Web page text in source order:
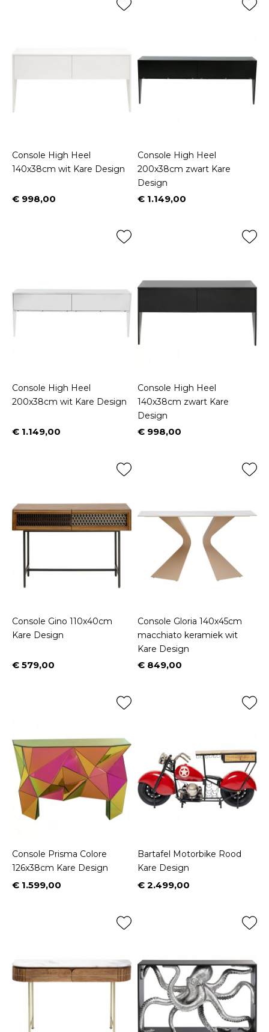
Console High Heel
140x38cm wit Kare Design
Prijs
€ 998,00
Console High Heel
200x38cm zwart Kare
Design
Prijs
€ 1.149,00
Console High Heel
200x38cm wit Kare Design
Prijs
€ 1.149,00
Console High Heel
140x38cm zwart Kare
Design
Prijs
€ 998,00
Console Gino 110x40cm
Kare Design
Prijs
€ 579,00
Console Gloria 140x45cm
macchiato keramiek wit
Kare Design
Prijs
€ 849,00
Console Prisma Colore
126x38cm Kare Design
Prijs
€ 1.599,00
Bartafel Motorbike Rood
Kare Design
Prijs
€ 2.499,00